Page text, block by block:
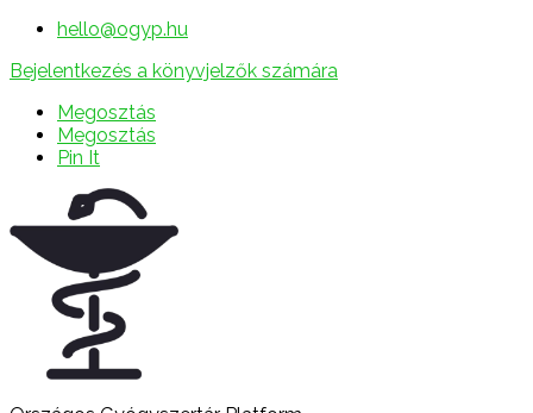
hello@ogyp.hu
Bejelentkezés a könyvjelzők számára
Megosztás
Megosztás
Pin It